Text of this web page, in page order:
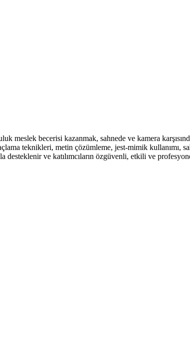
meslek becerisi kazanmak, sahnede ve kamera
teknikleri, metin çözümleme, jest-mimik
desteklenir ve katılımcıların özgüvenli, etkili ve